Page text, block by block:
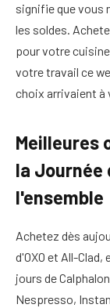
signifie que vous
les soldes.
pour votre
votre travail ce
choix arrivaient à
Meilleures
la Journée
l'ensemble
Achetez dès
d'OXO et All-
jours de
Nespresso,